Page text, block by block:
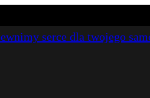
serce dla twojego
naszej działalności.
i dostawczych. Oferujemy